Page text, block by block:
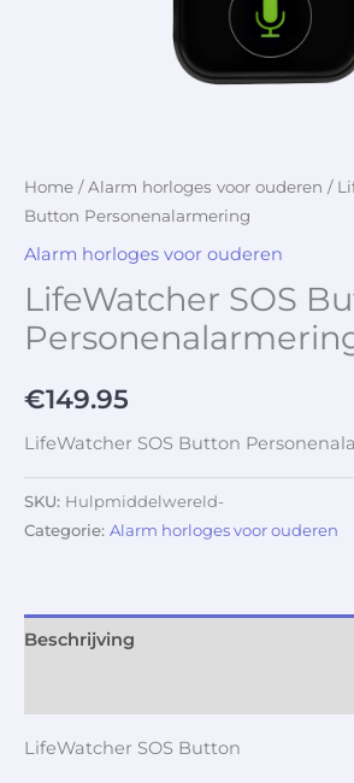
Home /Alarm horloges voor ouderen /
Button Personenalarmering
Alarm horloges voor ouderen
LifeWatcher SOS
€149.95
LifeWatcher SOS Button
SKU: Hulpmiddelwereld-
Categorie: Alarm horloges voor ouderen
Beschrijving
LifeWatcher SOS Button